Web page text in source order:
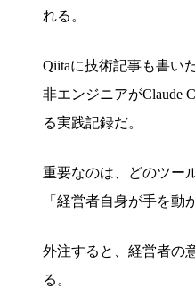
れる。
Qiitaに技術記事も書いた
非エンジニアがClaude
る実践記録だ。
重要なのは、どのツー
「経営者自身が手を動
外注すると、経営者の
る。